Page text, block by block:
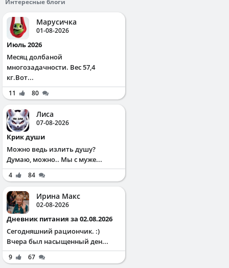
Марусичка
01-08-2026
Июль 2026
Месяц долбаной
многозадачности. Вес 57,4
кг.Вот...
11 80
Лиса
07-08-2026
Крик души
Можно ведь излить душу?
Думаю, можно.. Мы с муже...
4 84
Ирина Макс
02-08-2026
Дневник питания за 02.08.2026
Сегодняшний рациончик. :)
Вчера был насыщенный ден...
9
67